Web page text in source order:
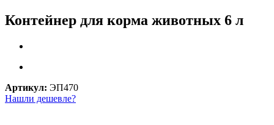
Контейнер для корма животных 6 л
Артикул: ЭП470
Нашли дешевле?